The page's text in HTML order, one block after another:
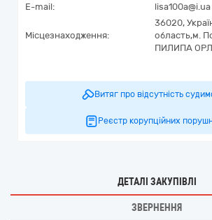
E-mail:
lisa100a@i.ua
Місцезнаходження:
36020,
область,м.
ПИЛИПА
Витяг про відсутність
Реєстр корупційних
ДЕТАЛІ ЗАКУПІВЛІ
ЗВЕРНЕННЯ